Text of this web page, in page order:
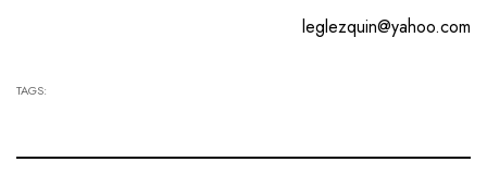
leglezquin@yahoo.com
TAGS: